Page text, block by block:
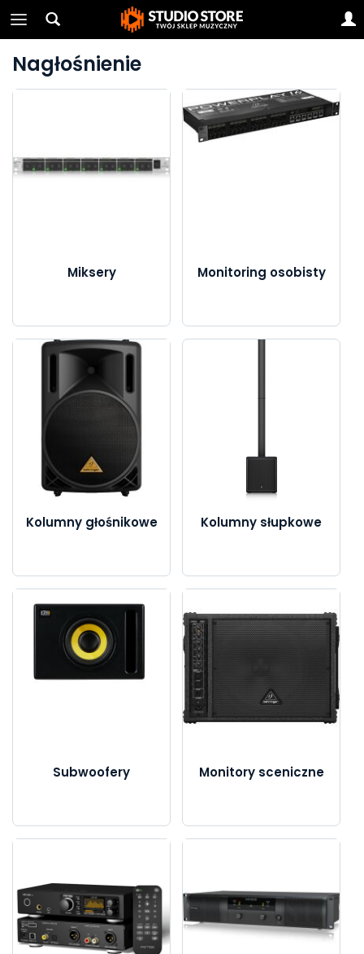
Nagłośnienie
Miksery Monitoring osobisty
Kolumny głośnikowe Kolumny słupkowe
Subwoofery Monitory sceniczne